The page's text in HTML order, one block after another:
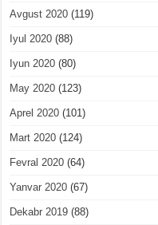
Avgust 2020 (119)
Iyul 2020 (88)
Iyun 2020 (80)
May 2020 (123)
Aprel 2020 (101)
Mart 2020 (124)
Fevral 2020 (64)
Yanvar 2020 (67)
Dekabr 2019 (88)